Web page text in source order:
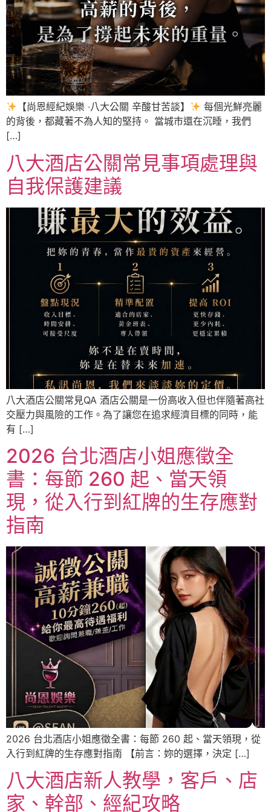
【尚恩經紀娛樂 ‧八大公關 辛酸甘苦談】
每個光鮮亮麗
的背後，都藏著不為人知的堅持。 當城市還在沉睡，我們
[…]
八大酒店公關常見事項處理與
自我保護建議
八大酒店公關常見QA 酒店公關是一份高收入但也伴隨著高社
交壓力與風險的工作。為了讓您在追求經濟目標的同時，能
有 […]
2026 台北酒店小姐應徵全
書：每節 260 起、當天領
現，從入行到紅牌的生存應對
指南
2026 台北酒店小姐應徵全書：每節 260 起、當天領現，從
入行到紅牌的生存應對指南 【前言：妳的選擇，決定 […]
八大酒店新人教學，客戶、店
家、幹部、經紀攻略